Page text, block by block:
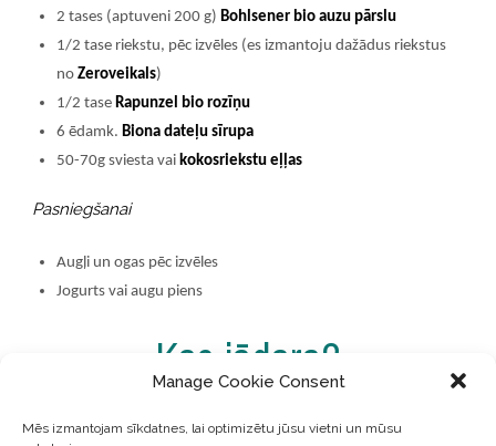
Manage Cookie Consent
Mēs izmantojam sīkdatnes, lai optimizētu jūsu vietni un mūsu
2 tases (aptuveni 200 g) Bohlsener bio auzu pārslu
1/2 tase riekstu, pēc izvēles (es izmantoju dažādus riekstus
no Zeroveikals)
1/2 tase Rapunzel bio rozīņu
6 ēdamk. Biona dateļu sīrupa
50-70g sviesta vai kokosriekstu eļļas
Pasniegšanai
Augļi un ogas pēc izvēles
Jogurts vai augu piens
Kas jādara?